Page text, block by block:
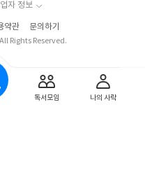
모습의 '사랑'이 느껴졌다.
술등의 요소도 있지만 그 속
배울 수 있었고, 또 '쳔년의
한 파스텔 톤의 그림체로 그
글거리게 만든다. #천년
독서모임 나의 사락
자 정보
약관
문의하기
Rights Reserved.